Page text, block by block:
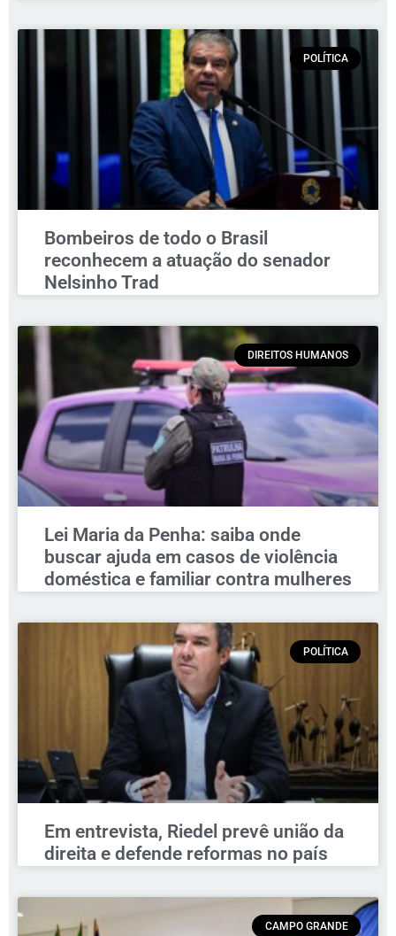
POLÍTICA
Bombeiros de todo o Brasil
reconhecem a atuação do senador
Nelsinho Trad
DIREITOS HUMANOS
Lei Maria da Penha: saiba onde
buscar ajuda em casos de violência
doméstica e familiar contra mulheres
POLÍTICA
Em entrevista, Riedel prevê união da
direita e defende reformas no país
CAMPO GRANDE